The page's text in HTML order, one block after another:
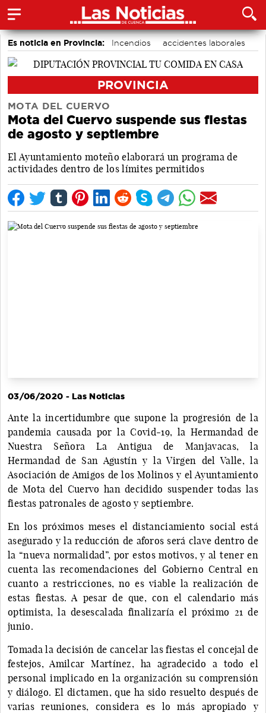
Es noticia en Provincia: Incendios
accidentes laborales
Medio Ambiente
PROVINCIA
MOTA DEL CUERVO
Mota del Cuervo suspende sus fiestas
de agosto y septiembre
El Ayuntamiento moteño elaborará un programa de
actividades dentro de los límites permitidos
03/06/2020 - Las Noticias
Ante la incertidumbre que supone la progresión de la
pandemia causada por la Covid-19, la Hermandad de
Nuestra Señora La Antigua de Manjavacas, la
Hermandad de San Agustín y la Virgen del Valle, la
Asociación de Amigos de los Molinos y el Ayuntamiento
de Mota del Cuervo han decidido suspender todas las
fiestas patronales de agosto y septiembre.
En los próximos meses el distanciamiento social está
asegurado y la reducción de aforos será clave dentro de
la “nueva normalidad”, por estos motivos, y al tener en
cuenta las recomendaciones del Gobierno Central en
cuanto a restricciones, no es viable la realización de
estas fiestas. A pesar de que, con el calendario más
optimista, la desescalada finalizaría el próximo 21 de
junio.
Tomada la decisión de cancelar las fiestas el concejal de
festejos, Amilcar Martínez, ha agradecido a todo el
personal implicado en la organización su comprensión
y diálogo. El dictamen, que ha sido resuelto después de
varias reuniones, considera es lo más apropiado y